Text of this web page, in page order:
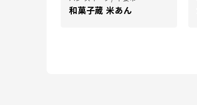
和菓子蔵 米あん